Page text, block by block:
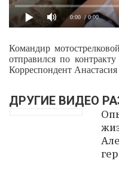
0:00 / 0:00
Командир
отправился по
Корреспондент
ДРУГИЕ ВИДЕО